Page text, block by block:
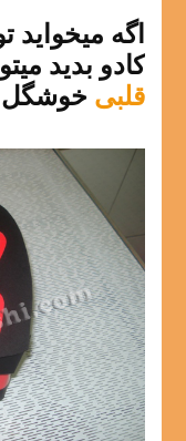
اگه
کادو بدید
قلبی خوشگل